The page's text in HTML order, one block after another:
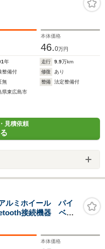
本体価格
46.0万円
年 走行 9.9万km
整備付 修復
あり
無 整備
法定整備付
県東広島市
見積依頼
ミホイール パイ
接続機器 ベン
テアリング サイ
本体価格